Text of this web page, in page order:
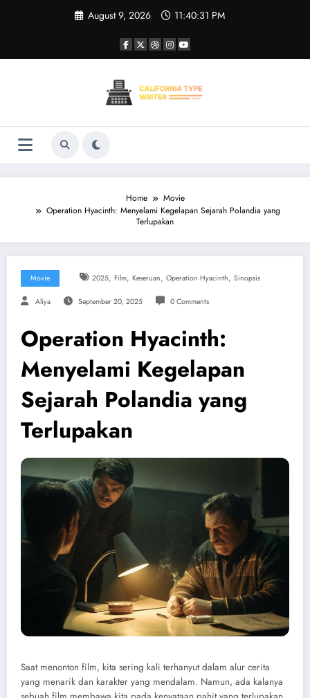
August 9, 2026 11:40:31 PM
Home
Movie
Operation Hyacinth: Menyelami Kegelapan Sejarah Polandia yang
Terlupakan
Movie 2025, Film, Keseruan, Operation Hyacinth, Sinopsis
Aliya September 20, 2025 0 Comments
Operation Hyacinth:
Menyelami Kegelapan
Sejarah Polandia yang
Terlupakan
Saat menonton film, kita sering kali terhanyut dalam alur cerita
yang menarik dan karakter yang mendalam. Namun, ada kalanya